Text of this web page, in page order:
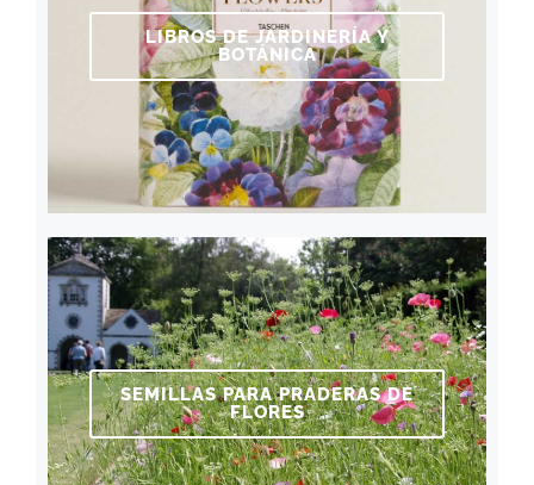
LIBROS DE JARDINERÍA Y
BOTÁNICA
SEMILLAS PARA PRADERAS DE
FLORES